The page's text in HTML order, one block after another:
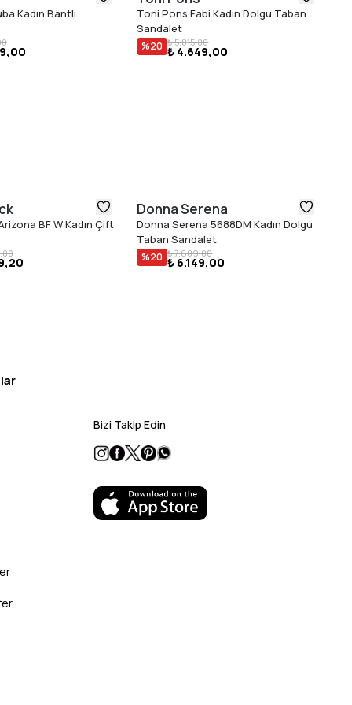
koleksiyonu
uyar
Kadın Bantlı
Toni Pons Fabi Kadın Dolgu Taban
Sandalet
%20 ₺ 5.815,00
₺ 4.649,00
BF W Kadın Çift
Donna Serena
Donna Serena 5688DM Kadın Dolgu
Taban Sandalet
%20 ₺ 7.689,00
₺ 6.149,00
Bizi Takip Edin